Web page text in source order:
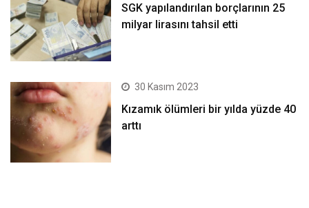
SGK yapılandırılan borçlarının 25
milyar lirasını tahsil etti
30 Kasım 2023
Kızamık ölümleri bir yılda yüzde 40
arttı